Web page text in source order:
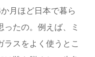
月ほど日本で暮ら
たの。例えば、ミ
ラスをよく使うとこ